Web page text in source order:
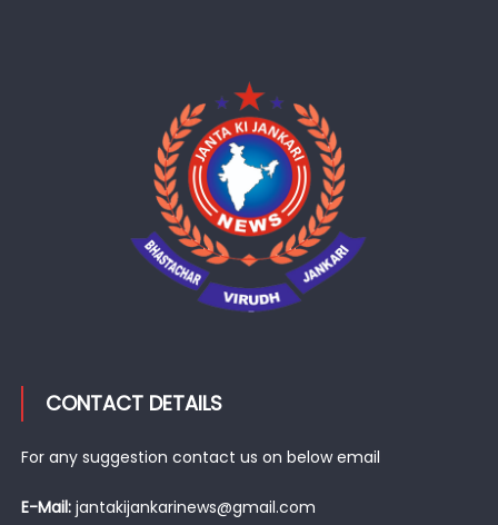
CONTACT DETAILS
For any suggestion contact us on below email
E-Mail: jantakijankarinews@gmail.com